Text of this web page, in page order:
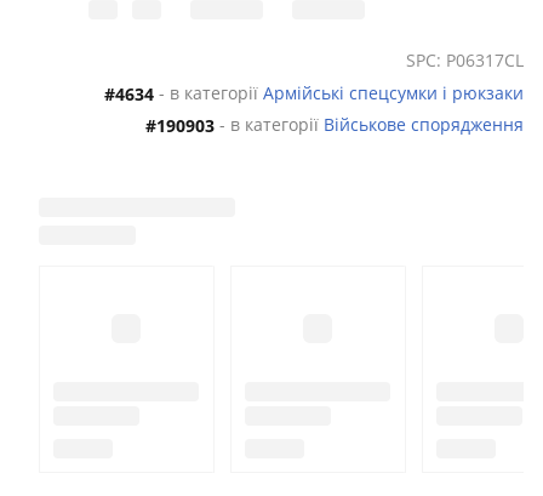
SPC: P06317CL
#4634 - в категорії Армійські спецсумки і рюкзаки
#190903 - в категорії Військове спорядження